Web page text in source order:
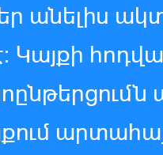
անելիս
Կայքի